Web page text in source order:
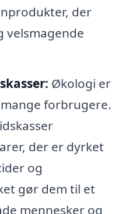
der
velsmagende
Økologi er
forbrugere.
der er dyrket
og
gør dem til et
mennesker og